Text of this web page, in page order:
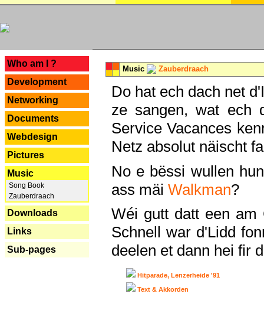
Who am I ?
Development
Networking
Documents
Webdesign
Pictures
Music
Song Book
Zauberdraach
Downloads
Links
Sub-pages
Music Zauberdraach
Do hat ech dach net
ze sangen, wat ech
Service Vacances
Netz absolut näischt
No e bëssi wullen
ass mäi Walkman?
Wéi gutt datt een am
Schnell war d'Lidd
deelen et dann hei fir
Hitparade, Lenzerheide '91
Text & Akkorden